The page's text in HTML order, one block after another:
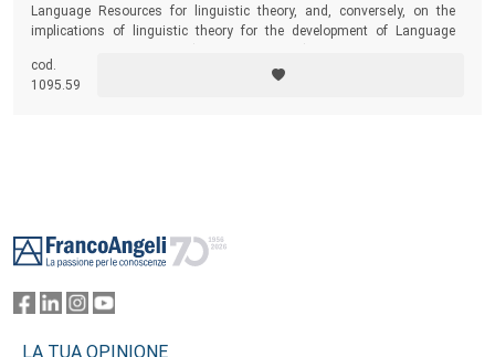
Language Resources for linguistic theory, and, conversely, on the
implications of linguistic theory for the development of Language
language typology and second language acquisition.
cod.
1095.59
LA TUA OPINIONE